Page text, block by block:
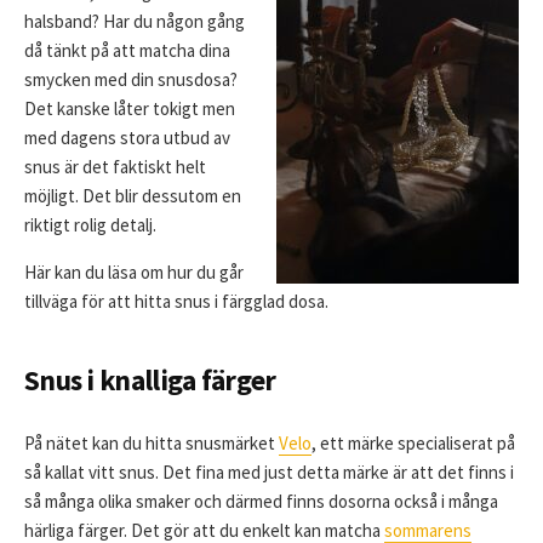
halsband? Har du någon gång
då tänkt på att matcha dina
smycken med din snusdosa?
Det kanske låter tokigt men
med dagens stora utbud av
snus är det faktiskt helt
möjligt. Det blir dessutom en
riktigt rolig detalj.
Här kan du läsa om hur du går
tillväga för att hitta snus i färgglad dosa.
Snus i knalliga färger
På nätet kan du hitta snusmärket Velo, ett märke specialiserat på
så kallat vitt snus. Det fina med just detta märke är att det finns i
så många olika smaker och därmed finns dosorna också i många
härliga färger. Det gör att du enkelt kan matcha sommarens